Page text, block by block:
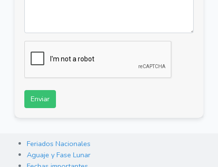
Enviar
Feriados Nacionales
Aguaje y Fase Lunar